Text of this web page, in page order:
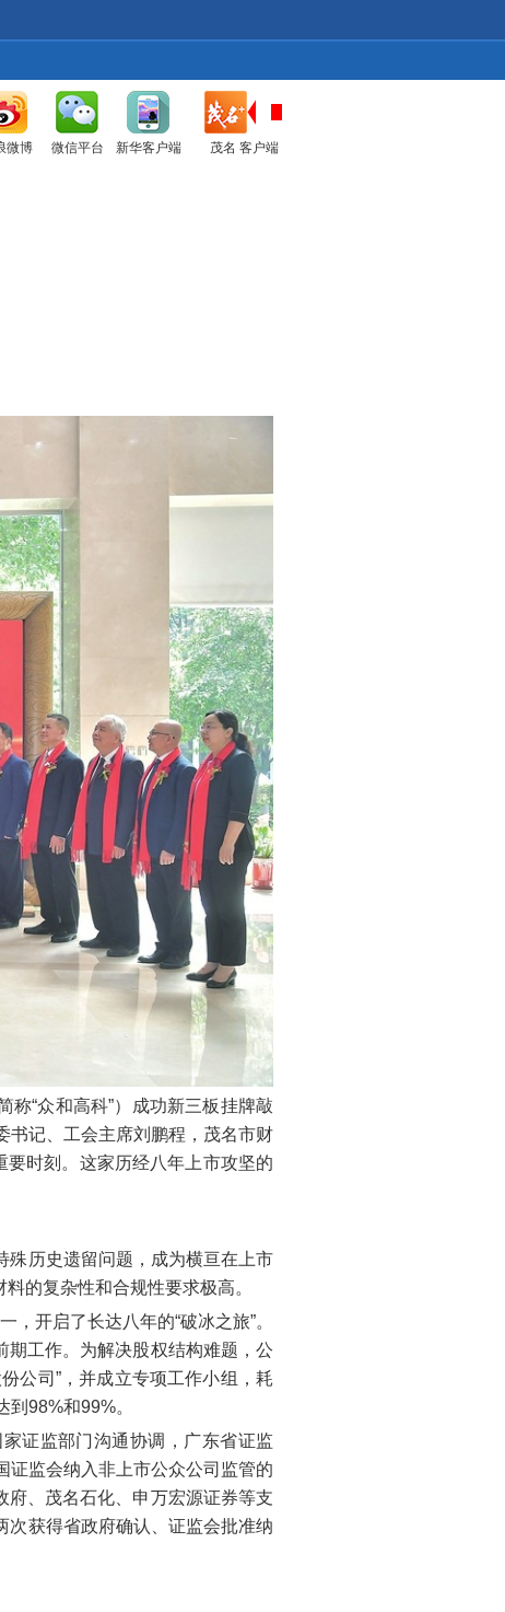
微博 微信平台 新华客户端 茂名 客户端
“众和高科”）成功新三板挂牌敲
书记、工会主席刘鹏程，茂名市财
时刻。这家历经八年上市攻坚的
殊历史遗留问题，成为横亘在上市
的复杂性和合规性要求极高。
开启了长达八年的“破冰之旅”。
期工作。为解决股权结构难题，公
公司”，并成立专项工作小组，耗
98%和99%。
证监部门沟通协调，广东省证监
证监会纳入非上市公众公司监管的
、茂名石化、申万宏源证券等支
次获得省政府确认、证监会批准纳